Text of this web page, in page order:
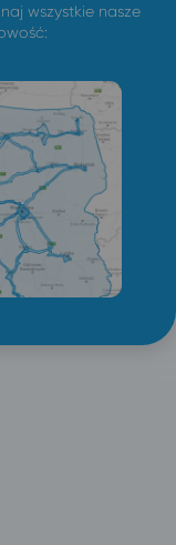
wszystkie nasze